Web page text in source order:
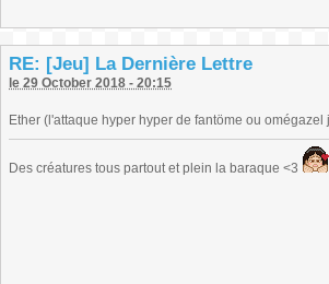
RE: [Jeu] La Dernière Lettre
le 29 October 2018 - 20:15
Ether (l'attaque hyper hyper de fantöme ou
Des créatures tous partout et plein la baraque <3